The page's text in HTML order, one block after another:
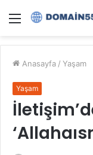
Menü
Anasayfa / Yaşam
Yaşam